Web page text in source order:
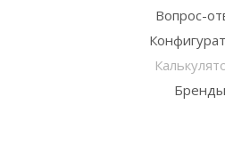
Вопрос-
Бренды